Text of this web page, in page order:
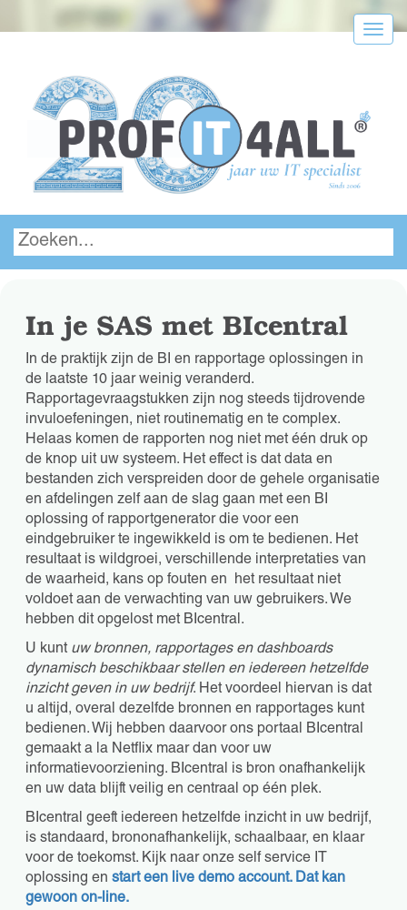
Menu
In je SAS met BIcentral
In de praktijk zijn de BI en rapportage oplossingen in
de laatste 10 jaar weinig veranderd.
Rapportagevraagstukken zijn nog steeds tijdrovende
invuloefeningen, niet routinematig en te complex.
Helaas komen de rapporten nog niet met één druk op
de knop uit uw systeem. Het effect is dat data en
bestanden zich verspreiden door de gehele organisatie
en afdelingen zelf aan de slag gaan met een BI
oplossing of rapportgenerator die voor een
eindgebruiker te ingewikkeld is om te bedienen. Het
resultaat is wildgroei, verschillende interpretaties van
de waarheid, kans op fouten en het resultaat niet
voldoet aan de verwachting van uw gebruikers. We
hebben dit opgelost met BIcentral.
U kunt uw bronnen, rapportages en dashboards
dynamisch beschikbaar stellen en iedereen hetzelfde
inzicht geven in uw bedrijf. Het voordeel hiervan is dat
u altijd, overal dezelfde bronnen en rapportages kunt
bedienen. Wij hebben daarvoor ons portaal BIcentral
gemaakt a la Netflix maar dan voor uw
informatievoorziening. BIcentral is bron onafhankelijk
en uw data blijft veilig en centraal op één plek.
BIcentral geeft iedereen hetzelfde inzicht in uw bedrijf,
is standaard, brononafhankelijk, schaalbaar, en klaar
voor de toekomst. Kijk naar onze self service IT
oplossing en start een live demo account. Dat kan
gewoon on-line.